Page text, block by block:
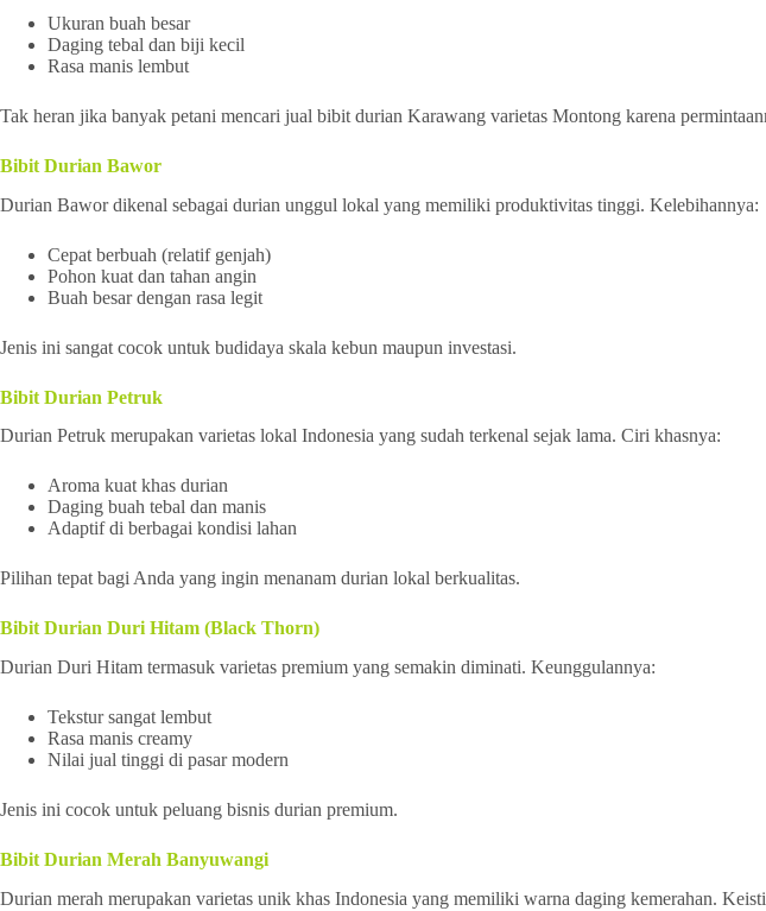
Ukuran buah besar
Daging tebal dan biji kecil
Rasa manis lembut
Tak heran jika banyak petani mencari jual bibit durian Karawang varietas Montong karena
Bibit Durian Bawor
Durian Bawor dikenal sebagai durian unggul lokal yang memiliki produktivitas tinggi. Kelebihannya:
Cepat berbuah (relatif genjah)
Pohon kuat dan tahan angin
Buah besar dengan rasa legit
Jenis ini sangat cocok untuk budidaya skala kebun maupun investasi.
Bibit Durian Petruk
Durian Petruk merupakan varietas lokal Indonesia yang sudah terkenal sejak lama. Ciri khasnya:
Aroma kuat khas durian
Daging buah tebal dan manis
Adaptif di berbagai kondisi lahan
Pilihan tepat bagi Anda yang ingin menanam durian lokal berkualitas.
Bibit Durian Duri Hitam (Black Thorn)
Durian Duri Hitam termasuk varietas premium yang semakin diminati. Keunggulannya:
Tekstur sangat lembut
Rasa manis creamy
Nilai jual tinggi di pasar modern
Jenis ini cocok untuk peluang bisnis durian premium.
Bibit Durian Merah Banyuwangi
Durian merah merupakan varietas unik khas Indonesia yang memiliki warna daging kemerahan.